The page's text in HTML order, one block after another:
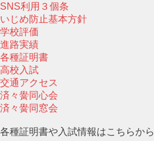
SNS利用３個条
いじめ防止基本方針
学校評価
進路実績
各種証明書
高校入試
交通アクセス
済々黌同心会
済々黌同窓会
各種証明書や入試情報はこちらから